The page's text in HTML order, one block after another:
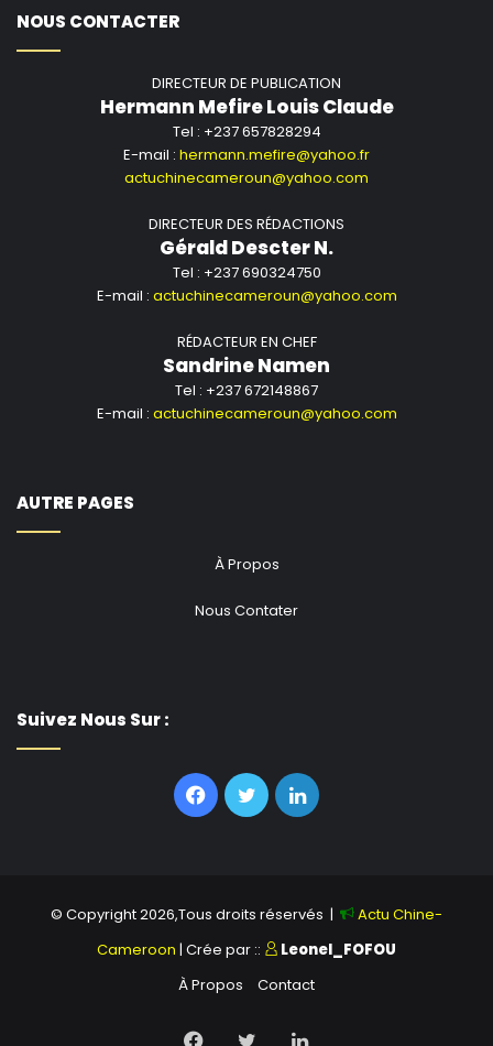
NOUS CONTACTER
DIRECTEUR DE PUBLICATION
Hermann Mefire Louis Claude
Tel : +237 657828294
E-mail : hermann.mefire@yahoo.fr
actuchinecameroun@yahoo.com
DIRECTEUR DES RÉDACTIONS
Gérald Descter N.
Tel : +237 690324750
E-mail : actuchinecameroun@yahoo.com
RÉDACTEUR EN CHEF
Sandrine Namen
Tel : +237 672148867
E-mail : actuchinecameroun@yahoo.com
AUTRE PAGES
À Propos
Nous Contater
Suivez Nous Sur :
Facebook
TwitterLinkedin
© Copyright 2026,Tous droits réservés |
Actu Chine-
Cameroon | Crée par ::
Leonel_FOFOU
À Propos
Contact
Facebook
TwitterLinkedin